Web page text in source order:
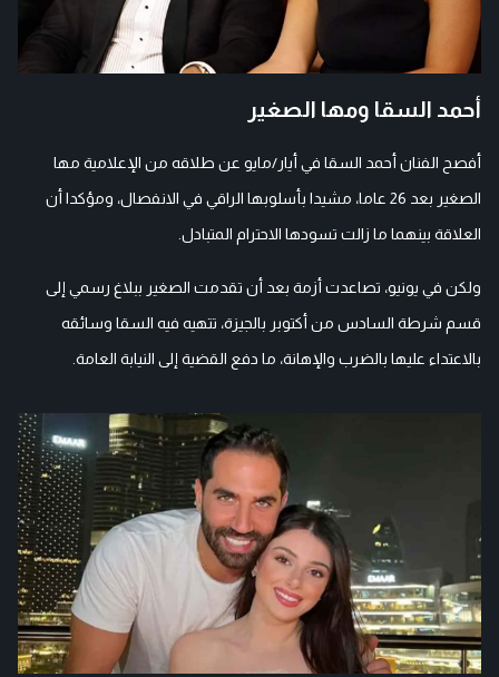
أحمد السقا ومها الصغير
أفصح الفنان أحمد السقا في أيار/مايو عن طلاقه من الإعلامية مها
الصغير بعد 26 عاما، مشيدا بأسلوبها الراقي في الانفصال، ومؤكدا أن
العلاقة بينهما ما زالت تسودها الاحترام المتبادل.
ولكن في يونيو، تصاعدت أزمة بعد أن تقدمت الصغير ببلاغ رسمي إلى
قسم شرطة السادس من أكتوبر بالجيزة، تتهيه فيه السقا وسائقه
بالاعتداء عليها بالضرب والإهانة، ما دفع القضية إلى النيابة العامة.